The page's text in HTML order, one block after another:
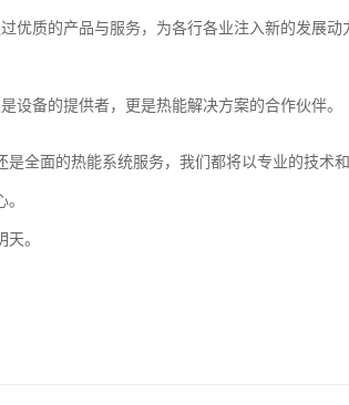
优质的产品与服务，为各行各业注入新的发展
设备的提供者，更是热能解决方案的合作伙伴。
全面的热能系统服务，我们都将以专业的技术
。